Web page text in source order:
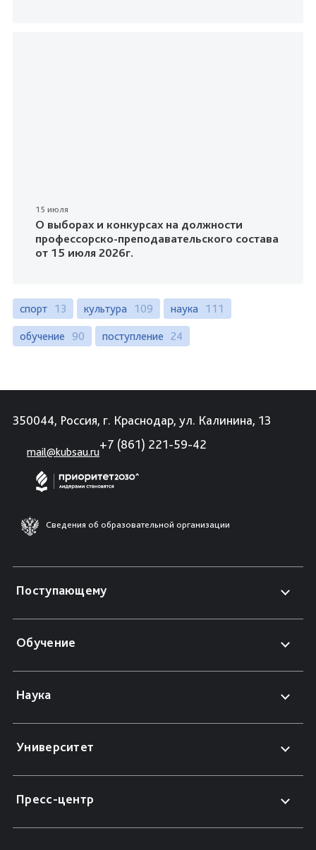
15 июля
О выборах и конкурсах на должности
профессорско-преподавательского состава
от 15 июля 2026г.
спорт 13 культура 109 наука 111
обучение 90 поступление 24
350044, Россия, г. Краснодар, ул. Калинина, 13
mail@kubsau.ru
+7 (861) 221-59-42
Сведения об образовательной организации
Поступающему
Обучение
Наука
Университет
Пресс-центр